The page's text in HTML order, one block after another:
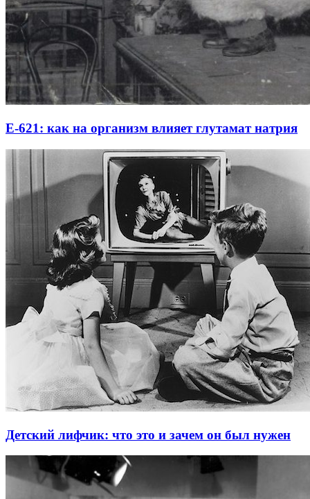
Е-621: как на организм влияет глутамат натрия
Детский лифчик: что это и зачем он был нужен